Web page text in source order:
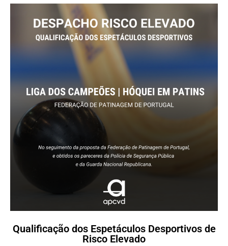
Qualificação dos Espetáculos Desportivos de
Risco Elevado